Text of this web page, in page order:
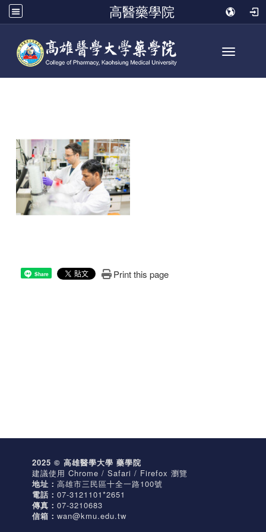
高醫藥學院
Toggle
Share Print this page
2025 © 高雄醫學大學 藥學院
建議使用 Chrome / Safari / Firefox 瀏覽
地址： 高雄市三民區十全一路100號
電話： 07-3121101*2651
傳真： 07-3210683
信箱： wan@kmu.edu.tw